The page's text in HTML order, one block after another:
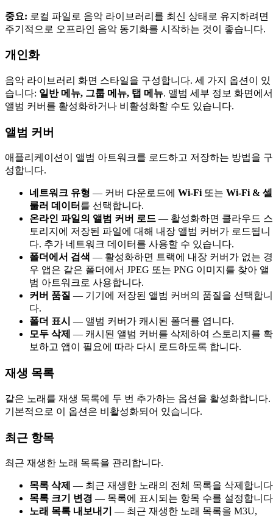
중요: 로컬 파일로 음악 라이브러리를 최신 상태로 유지하려면
주기적으로 오프라인 음악 동기화를 시작하는 것이 좋습니다.
개인화
음악 라이브러리 화면 스타일을 구성합니다. 세 가지 옵션이 있
습니다: 일반 메뉴, 그룹 메뉴, 탭 메뉴. 앨범 세부 정보 화면에서
앨범 커버를 활성화하거나 비활성화할 수도 있습니다.
앨범 커버
애플리케이션이 앨범 아트워크를 로드하고 저장하는 방법을 구
성합니다.
네트워크 유형 — 커버 다운로드에 Wi-Fi또는 Wi-Fi & 셀
룰러 데이터 를 선택합니다.
온라인 파일의 앨범 커버 로드 — 활성화하면 클라우드 스
토리지에 저장된 파일에 대해 내장 앨범 커버가 로드됩니
다. 추가 네트워크 데이터를 사용할 수 있습니다.
폴더에서 검색 — 활성화하면 트랙에 내장 커버가 없는 경
우 앱은 같은 폴더에서 JPEG 또는 PNG 이미지를 찾아 앨
범 아트워크로 사용합니다.
커버 품질 — 기기에 저장된 앨범 커버의 품질을 선택합니
다.
폴더 표시 — 앨범 커버가 캐시된 폴더를 엽니다.
모두 삭제 — 캐시된 앨범 커버를 삭제하여 스토리지를 확
보하고 앱이 필요에 따라 다시 로드하도록 합니다.
재생 목록
같은 노래를 재생 목록에 두 번 추가하는 옵션을 활성화합니다.
기본적으로 이 옵션은 비활성화되어 있습니다.
최근 항목
최근 재생한 노래 목록을 관리합니다.
목록 삭제 — 최근 재생한 노래의 전체 목록을 삭제합니
목록 크기 변경 — 목록에 표시되는 항목 수를 설정합니
노래 목록 내보내기 — 최근 재생한 노래 목록을 M3U,